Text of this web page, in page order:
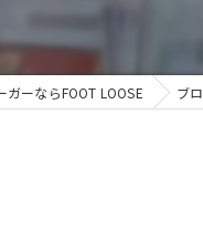
出店
ーならFOOT LOOSE ブ